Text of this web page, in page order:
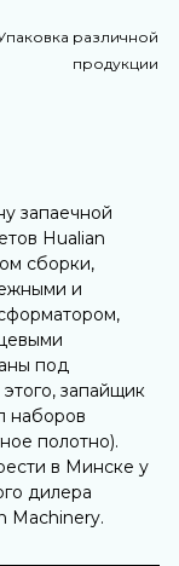
различной
продукции
запаечной
Hualian
сборки,
и
под
запайщик
наборов
полотно).
в Минске у
дилера
Machinery.